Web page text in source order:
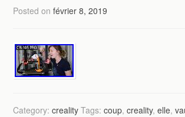
Posted onfévrier 8, 2019
Category:creality Tags:coup,creality,elle,